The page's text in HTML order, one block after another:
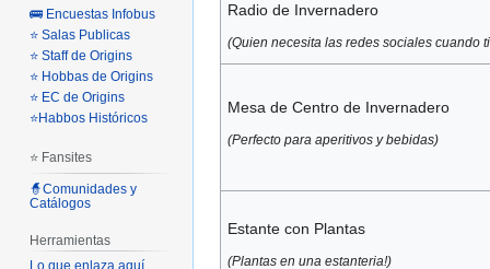
Radio de Invernadero
(Quien necesita las redes sociales cuando
Mesa de Centro de Invernadero
(Perfecto para aperitivos y bebidas)
Estante con Plantas
(Plantas en una estanteria!)
🚌 Encuestas Infobus
⭐ Salas Publicas
⭐ Staff de Origins
⭐ Hobbas de Origins
⭐ EC de Origins
⭐Habbos Históricos
⭐ Fansites
🧙Comunidades y
Catálogos
Herramientas